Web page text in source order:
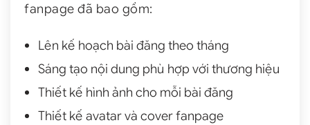
fanpage đã bao gồm:
Lên kế hoạch bài đăng theo tháng
Sáng tạo nội dung phù hợp với thương hiệu
Thiết kế hình ảnh cho mỗi bài đăng
Thiết kế avatar và cover fanpage